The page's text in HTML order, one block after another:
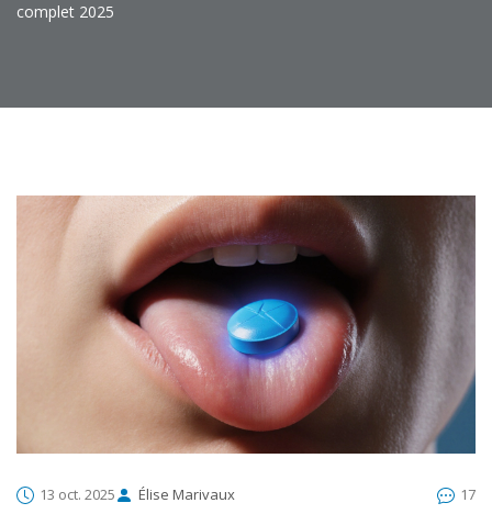
complet 2025
13 oct. 2025 Élise Marivaux 17